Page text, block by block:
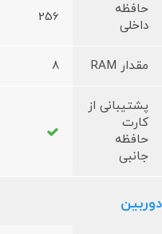
حافظه
داخلی
256
مقدار RAM 8
پشتیبانی از
کارت
حافظه
جانبی
دوربین